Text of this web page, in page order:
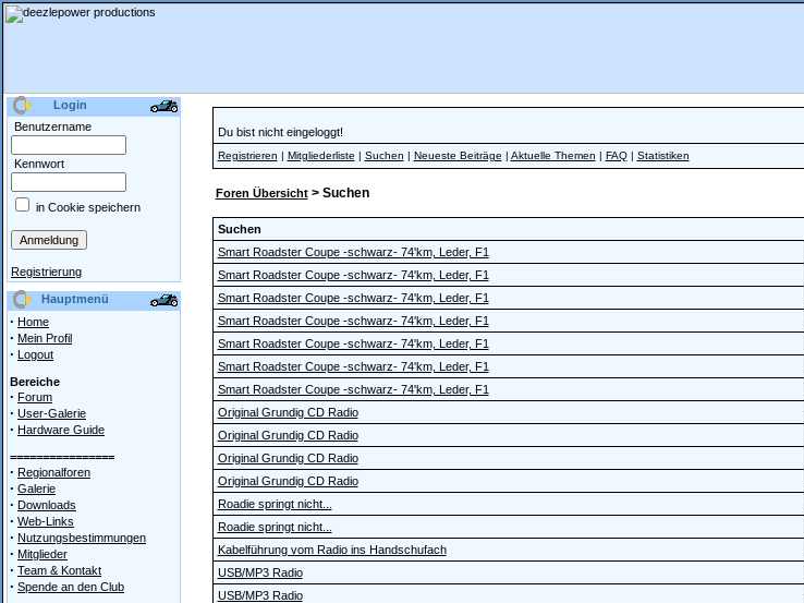
Login
Benutzername
Kennwort
in Cookie speichern
Registrierung
Hauptmenü
· Home
· Mein Profil
· Logout
Bereiche
· Forum
· User-Galerie
· Hardware Guide
================
· Regionalforen
· Galerie
· Downloads
· Web-Links
· Nutzungsbestimmungen
· Mitglieder
· Team & Kontakt
· Spende an den Club
Du bist nicht eingeloggt!
Registrieren | Mitgliederliste | Suchen | Neueste Beiträge | Aktuelle Themen | FAQ| Statistiken
Foren Übersicht> Suchen
Suchen
Smart Roadster Coupe -schwarz- 74'km, Leder, F1
Smart Roadster Coupe -schwarz- 74'km, Leder, F1
Smart Roadster Coupe -schwarz- 74'km, Leder, F1
Smart Roadster Coupe -schwarz- 74'km, Leder, F1
Smart Roadster Coupe -schwarz- 74'km, Leder, F1
Smart Roadster Coupe -schwarz- 74'km, Leder, F1
Smart Roadster Coupe -schwarz- 74'km, Leder, F1
Original Grundig CD Radio
Original Grundig CD Radio
Original Grundig CD Radio
Original Grundig CD Radio
Roadie springt nicht...
Roadie springt nicht...
Kabelführung vom Radio ins Handschufach
USB/MP3 Radio
USB/MP3 Radio